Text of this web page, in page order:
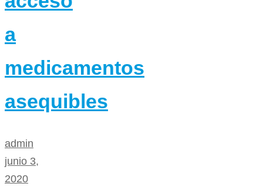
a
medicamentos
asequibles
admin
junio 3,
2020